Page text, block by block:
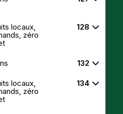
locaux,
zéro
128
132
locaux,
zéro
134